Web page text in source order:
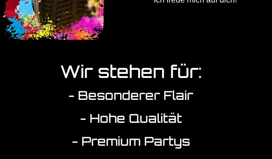
Wir stehen für:
- Besonderer Flair
- Hohe Qualität
- Premium Partys